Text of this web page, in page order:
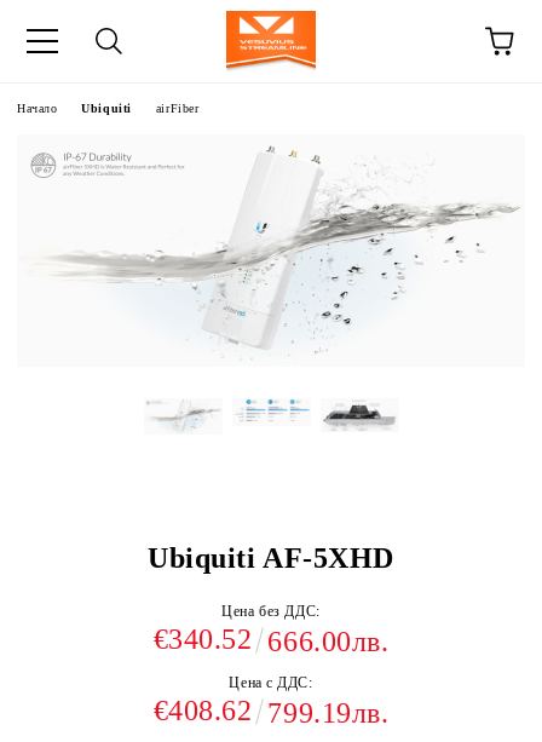
Начало Ubiquiti airFiber
Ubiquiti AF-5XHD
Цена без ДДС:
€340.52 666.00лв.
Цена с ДДС:
€408.62 799.19лв.